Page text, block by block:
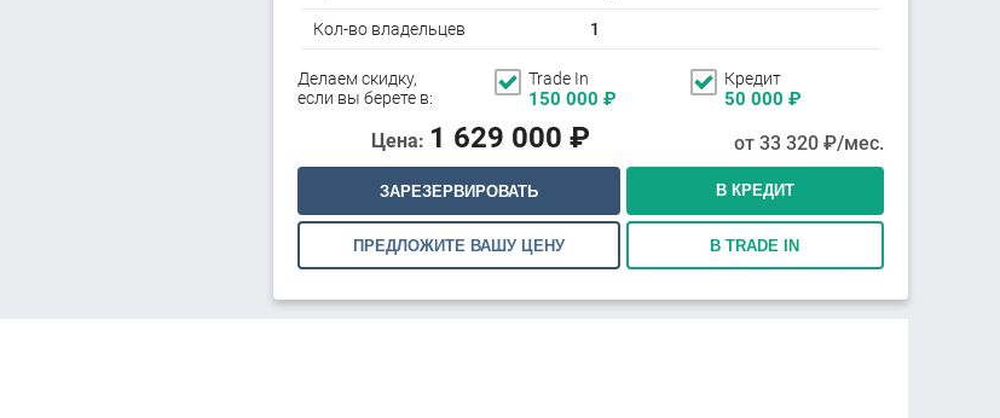
Кол-во владельцев 1
Делаем скидку,
если вы берете в:
Trade In
150 000 ₽
Кредит
50 000 ₽
Цена: 1 629 000 ₽ от 33 320₽/мес.
ЗАРЕЗЕРВИРОВАТЬ В КРЕДИТ
ПРЕДЛОЖИТЕ ВАШУ ЦЕНУ В TRADE IN